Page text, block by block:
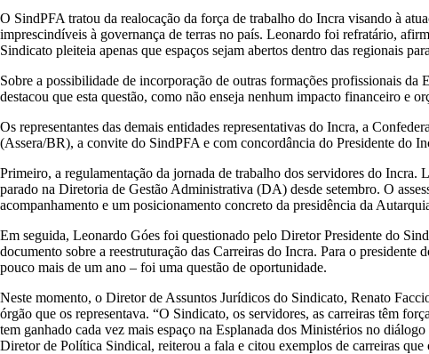
O SindPFA tratou da realocação da força de trabalho do Incra visando à
imprescindíveis à governança de terras no país. Leonardo foi refratário,
Sindicato pleiteia apenas que espaços sejam abertos dentro das regionais
Sobre a possibilidade de incorporação de outras formações profissionais
destacou que esta questão, como não enseja nenhum impacto financeiro e
Os representantes das demais entidades representativas do Incra, a
(Assera/BR), a convite do SindPFA e com concordância do Presidente do
Primeiro, a regulamentação da jornada de trabalho dos servidores do
parado na Diretoria de Gestão Administrativa (DA) desde setembro. O
acompanhamento e um posicionamento concreto da presidência da
Em seguida, Leonardo Góes foi questionado pelo Diretor Presidente do
documento sobre a reestruturação das Carreiras do Incra. Para o
pouco mais de um ano – foi uma questão de oportunidade.
Neste momento, o Diretor de Assuntos Jurídicos do Sindicato, Renato
órgão que os representava. “O Sindicato, os servidores, as carreiras têm
tem ganhado cada vez mais espaço na Esplanada dos Ministérios no
Diretor de Política Sindical, reiterou a fala e citou exemplos de carreiras que